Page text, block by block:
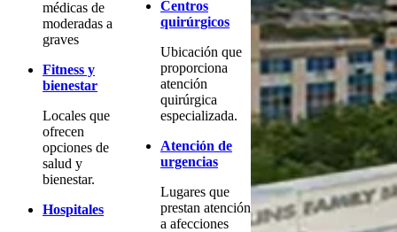
médicas de
moderadas a
graves
Fitness y
bienestar
Locales que
ofrecen
opciones de
salud y
bienestar.
Hospitales
Centros
quirúrgicos
Ubicación que
proporciona
atención
quirúrgica
especializada.
Atención de
urgencias
Lugares que
prestan atención
a afecciones